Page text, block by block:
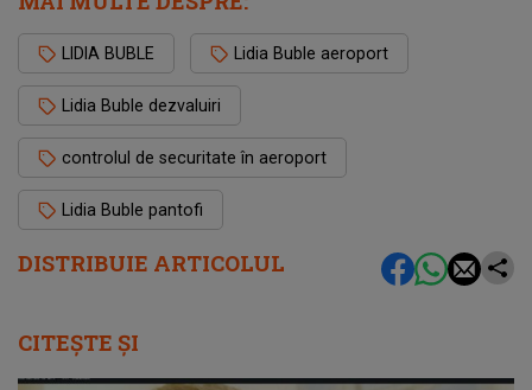
DISTRIBUIE ARTICOLUL
LIDIA BUBLE Lidia Buble aeroport
Lidia Buble dezvaluiri
controlul de securitate în aeroport
Lidia Buble pantofi
CITEȘTE ȘI